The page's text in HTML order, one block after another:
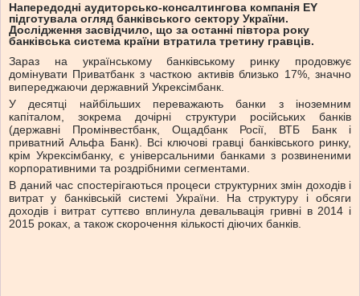
Напередодні аудиторсько-консалтингова компанія EY
підготувала огляд банківського сектору України.
Дослідження засвідчило, що за останні півтора року
банківська система країни втратила третину гравців.
Зараз на українському банківському ринку продовжує
домінувати Приватбанк з часткою активів близько 17%, значно
випереджаючи державний Укрексімбанк.
У десятці найбільших переважають банки з іноземним
капіталом, зокрема дочірні структури російських банків
(державні Промінвестбанк, Ощадбанк Росії, ВТБ Банк і
приватний Альфа Банк). Всі ключові гравці банківського ринку,
крім Укрексімбанку, є універсальними банками з розвиненими
корпоративними та роздрібними сегментами.
В даний час спостерігаються процеси структурних змін доходів і
витрат у банківській системі України. На структуру і обсяги
доходів і витрат суттєво вплинула девальвація гривні в 2014 і
2015 роках, а також скорочення кількості діючих банків.